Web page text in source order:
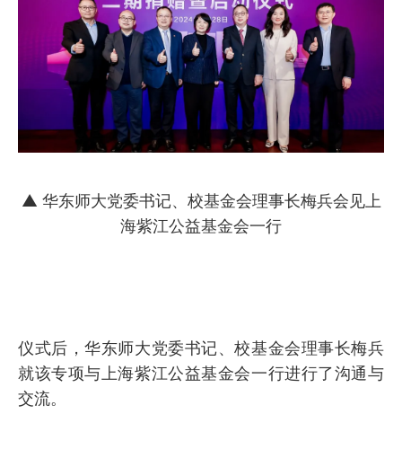
▲ 华东师大党委书记、校基金会理事长梅兵会见上
海紫江公益基金会一行
仪式后，华东师大党委书记、校基金会理事长梅兵
就该专项与上海紫江公益基金会一行进行了沟通与
交流。